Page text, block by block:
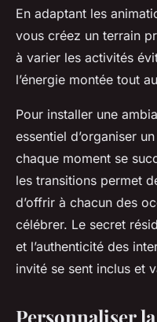
En adaptant les
vous créez un terrain
à varier les activités
l’énergie montée tout
Pour installer une
essentiel d’organiser
chaque moment se
les transitions permet
d’offrir à chacun des
célébrer. Le secret
et l’authenticité des
invité se sent inclus et
Personnaliser